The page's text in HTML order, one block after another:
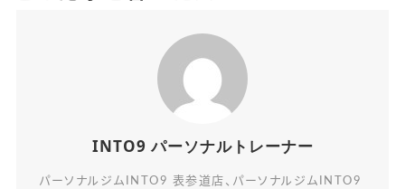
INTO9 パーソナルトレーナー
パーソナルジムINTO9 表参道店、パーソナルジムINTO9